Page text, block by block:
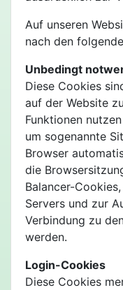
Auf unseren
nach den
Unbedingt
Diese Cookies
auf der Website
Funktionen
um sogenannte
Browser
die
Balancer-
Servers und zur
Verbindung zu
werden.
Login-Cookies
Diese Cookies